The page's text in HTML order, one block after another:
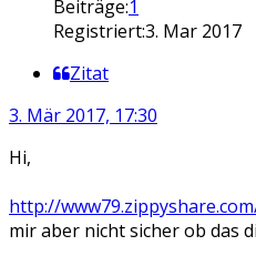
Beiträge:1
Registriert:3. Mar 2017
Zitat
3. Mär 2017, 17:30
Hi,
http://
mir aber nicht sicher ob das